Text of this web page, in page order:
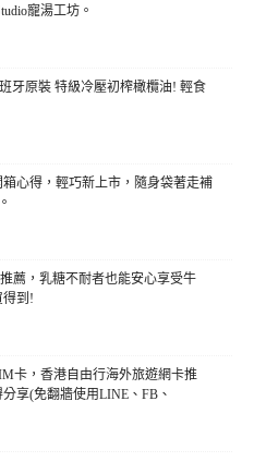
寵湯工坊。
牙原裝 特級冷壓初榨橄欖油! 輕食
心得，輕巧新上市，隨身袋著走補
薦，乳糖不耐者也能安心享受牛
得到!
卡，香港自由行海外旅遊網卡推
享(免翻牆使用LINE、FB、